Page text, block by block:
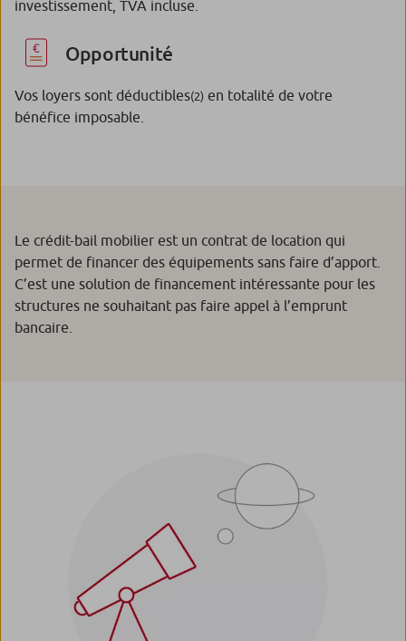
investissement, TVA incluse.
Opportunité
Vos loyers sont déductibles(2) en totalité de votre
bénéfice imposable.
Le crédit-bail mobilier est un contrat de location qui
permet de financer des équipements sans faire d’apport.
C’est une solution de financement intéressante pour les
structures ne souhaitant pas faire appel à l’emprunt
bancaire.